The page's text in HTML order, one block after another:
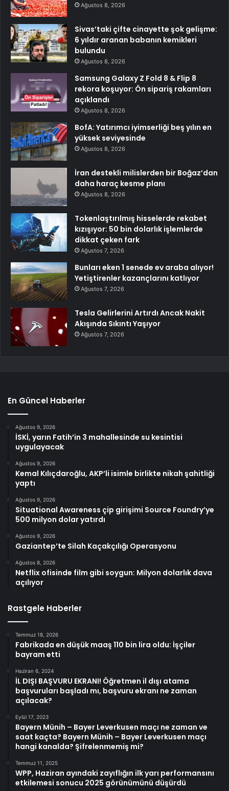
Ağustos 8, 2026
Sivas’taki çifte cinayette şok gelişme:
6 yıldır aranan babanın kemikleri
bulundu
Ağustos 8, 2026
Samsung Galaxy Z Fold 8 & Flip 8
rekora koşuyor: Ön sipariş rakamları
açıklandı
Ağustos 8, 2026
BofA: Yatırımcı iyimserliği beş yılın en
yüksek seviyesinde
Ağustos 8, 2026
İran destekli milislerden bir Boğaz’dan
daha haraç kesme planı
Ağustos 8, 2026
Tokenlaştırılmış hisselerde rekabet
kızışıyor: 50 bin dolarlık işlemlerde
dikkat çeken fark
Ağustos 7, 2026
Bunları eken 1 senede ev araba alıyor!
Yetiştirenler kazançlarını katlıyor
Ağustos 7, 2026
Tesla Gelirlerini Artırdı Ancak Nakit
Akışında Sıkıntı Yaşıyor
Ağustos 7, 2026
En Güncel Haberler
Ağustos 9, 2026
İSKİ, yarın Fatih’in 3 mahallesinde su kesintisi
uygulayacak
Ağustos 9, 2026
Kemal Kılıçdaroğlu, AKP’li isimle birlikte nikah şahitliği
yaptı
Ağustos 9, 2026
Situational Awareness çip girişimi Source Foundry’ye
500 milyon dolar yatırdı
Ağustos 9, 2026
Gaziantep’te Silah Kaçakçılığı Operasyonu
Ağustos 8, 2026
Netflix ofisinde film gibi soygun: Milyon dolarlık dava
açılıyor
Rastgele Haberler
Temmuz 18, 2026
Fabrikada en düşük maaş 110 bin lira oldu: İşçiler
bayram etti
Haziran 6, 2024
İL DIŞI BAŞVURU EKRANI! Öğretmen il dışı atama
başvuruları başladı mı, başvuru ekranı ne zaman
açılacak?
Eylül 17, 2023
Bayern Münih – Bayer Leverkusen maçı ne zaman ve
saat kaçta? Bayern Münih – Bayer Leverkusen maçı
hangi kanalda? Şifrelenmemiş mi?
Temmuz 11, 2025
WPP, Haziran ayındaki zayıflığın ilk yarı performansını
etkilemesi sonucu 2025 görünümünü düşürdü